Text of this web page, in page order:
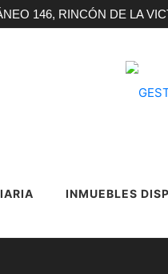
146, RINCÓN DE LA
INMUEBLES